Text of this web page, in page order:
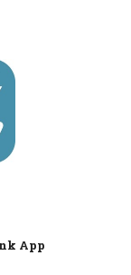
App